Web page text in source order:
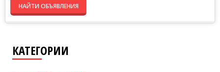
НАЙТИ ОБЪЯВЛЕНИЯ
КАТЕГОРИИ